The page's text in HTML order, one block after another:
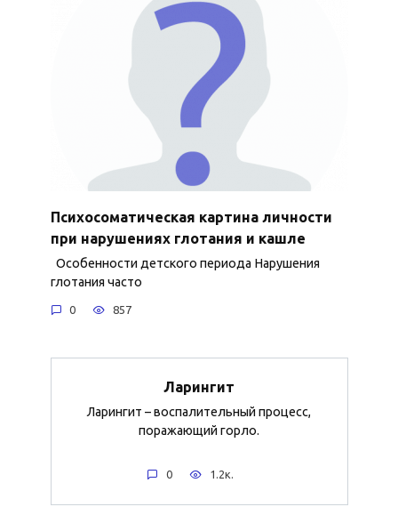
Психосоматическая картина личности
при нарушениях глотания и кашле
Особенности детского периода Нарушения
глотания часто
0 857
Ларингит
Ларингит – воспалительный процесс,
поражающий горло.
0 1.2к.